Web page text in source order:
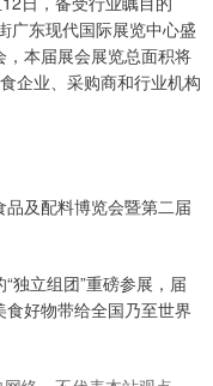
广东现代国际展览中心盛
本届展会展览总面积将
企业、采购商和行业机构
及配料博览会暨第二届
独立组团”重磅参展，届
好物带给全国乃至世界